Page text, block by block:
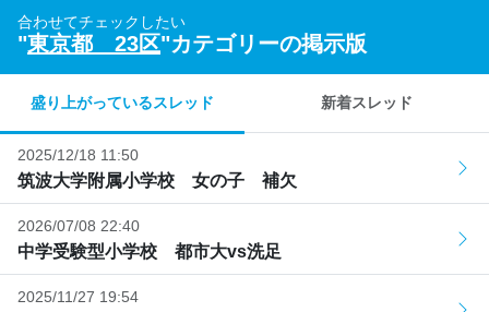
合わせてチェックしたい
"東京都 23区"カテゴリーの掲示版
盛り上がっているスレッド 新着スレッド
2025/12/18 11:50
筑波大学附属小学校 女の子 補欠
2026/07/08 22:40
中学受験型小学校 都市大vs洗足
2025/11/27 19:54